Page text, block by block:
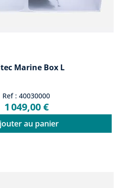
Marine Box L
Ref : 40030000
1 049,00 €
au panier